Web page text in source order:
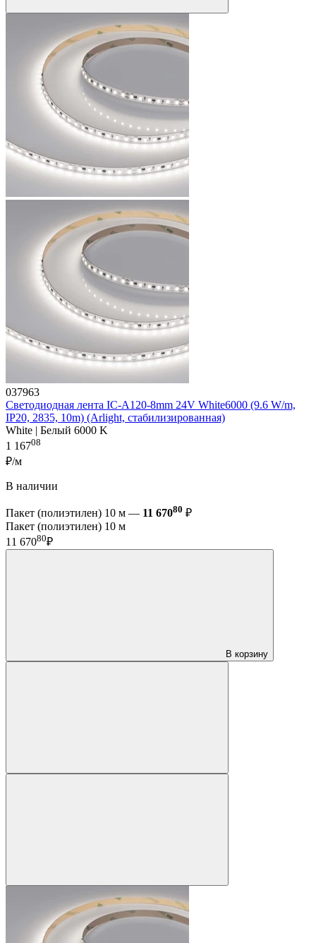
037963
Светодиодная лента IC-A120-8mm 24V White6000 (9.6 W/m,
IP20, 2835, 10m) (Arlight, стабилизированная)
White | Белый 6000 K
1 16708
₽/м
В наличии
Пакет (полиэтилен) 10 м — 11 67080 ₽
Пакет (полиэтилен) 10 м
11 67080₽
В корзину